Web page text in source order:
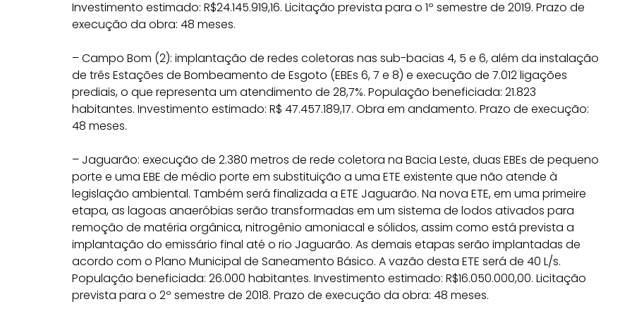
Investimento estimado: R$24.145.919,16. Licitação prevista para o 1º semestre de 2019. Prazo de
execução da obra: 48 meses.
– Campo Bom (2): implantação de redes coletoras nas sub-bacias 4, 5 e 6, além da instalação
de três Estações de Bombeamento de Esgoto (EBEs 6, 7 e 8) e execução de 7.012 ligações
prediais, o que representa um atendimento de 28,7%. População beneficiada: 21.823
habitantes. Investimento estimado: R$ 47.457.189,17. Obra em andamento. Prazo de execução:
48 meses.
– Jaguarão: execução de 2.380 metros de rede coletora na Bacia Leste, duas EBEs de pequeno
porte e uma EBE de médio porte em substituição a uma ETE existente que não atende à
legislação ambiental. Também será finalizada a ETE Jaguarão. Na nova ETE, em uma primeire
etapa, as lagoas anaeróbias serão transformadas em um sistema de lodos ativados para
remoção de matéria orgânica, nitrogênio amoniacal e sólidos, assim como está prevista a
implantação do emissário final até o rio Jaguarão. As demais etapas serão implantadas de
acordo com o Plano Municipal de Saneamento Básico. A vazão desta ETE será de 40 L/s.
População beneficiada: 26.000 habitantes. Investimento estimado: R$16.050.000,00. Licitação
prevista para o 2º semestre de 2018. Prazo de execução da obra: 48 meses.